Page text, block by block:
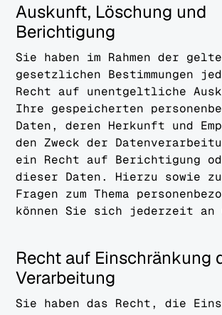
Auskunft, Löschung und
Berichtigung
Sie haben im Rahmen der
gesetzlichen Bestimmungen
Recht auf unentgeltliche
Ihre gespeicherten
Daten, deren Herkunft und
den Zweck der
ein Recht auf Berichtigung
dieser Daten. Hierzu sowie
Fragen zum Thema
können Sie sich jederzeit an
Recht auf Einschränkung
Verarbeitung
Sie haben das Recht, die